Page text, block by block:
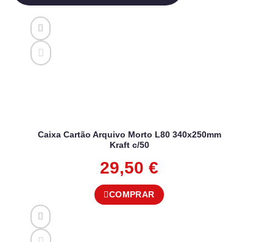
Caixa Cartão Arquivo Morto L80 340x250mm
Kraft c/50
29,50 €
COMPRAR